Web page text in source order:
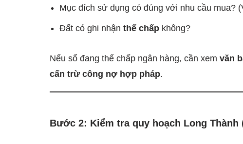
Mục đích sử dụng có đúng với nhu cầu mua?
Đất có ghi nhận thế chấp không?
Nếu sổ đang thế chấp ngân hàng, cần xem văn
cấn trừ công nợ hợp pháp.
Bước 2: Kiểm tra quy hoạch Long Thành